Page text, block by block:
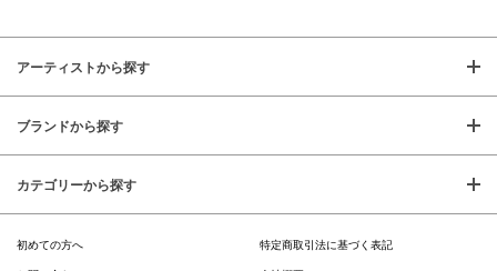
アーティストから探す
ブランドから探す
カテゴリーから探す
初めての方へ
特定商取引法に基づく表記